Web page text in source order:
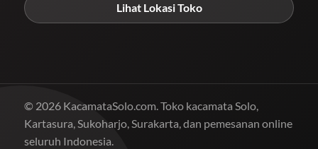
Lihat Lokasi Toko
© 2026 KacamataSolo.com. Toko kacamata Solo,
Kartasura, Sukoharjo, Surakarta, dan pemesanan online
seluruh Indonesia.